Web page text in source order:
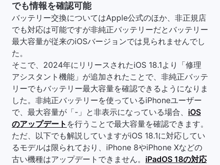
でも情報を確認可能
バッテリー交換についてはApple公式のほか、非正規店
でも対応は可能ですが非純正バッテリーだとバッテリー
最大容量が従来のiOSバージョンでは見られませんでし
た。
そこで、2024年にリリースされたiOS 18.1より「修理
アシスタント機能」が追加されたことで、非純正バッテ
リーでもバッテリー最大容量を確認できるようになりま
した。非純正バッテリーを使っているiPhoneユーザー
で、最大容量が「-」と非表示になっている場合、 iOS
のアップデート を行うことで最大容量を確認できます。
ただ、以下でも解説していますがiOS 18.1に対応してい
るモデルは限られており、iPhone 8やiPhone Xなどの
古い機種はアップデートできません。 iPadOS 18の対応